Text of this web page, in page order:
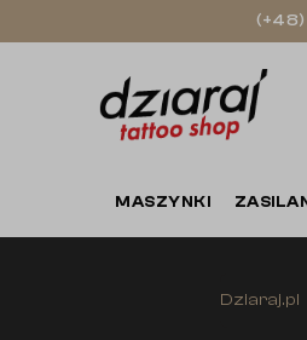
(+48)
MASZYNKI
Dziaraj.pl